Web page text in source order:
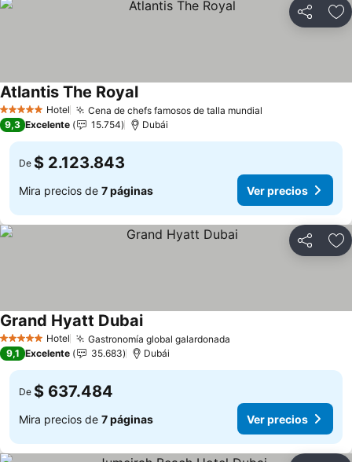
Compartir
5 Estrellas Hotel Cena de chefs famosos de talla mundial
Atlantis The RoyalVer precios
9,3 Excelente 15.754 Dubái
De $ 2.123.843
Mira precios de 7 páginas Ver precios
Compartir
5 Estrellas Hotel Gastronomía global galardonada
Grand Hyatt DubaiVer precios
9,1 Excelente 35.683 Dubái
De $ 637.484
Mira precios de 7 páginas Ver precios